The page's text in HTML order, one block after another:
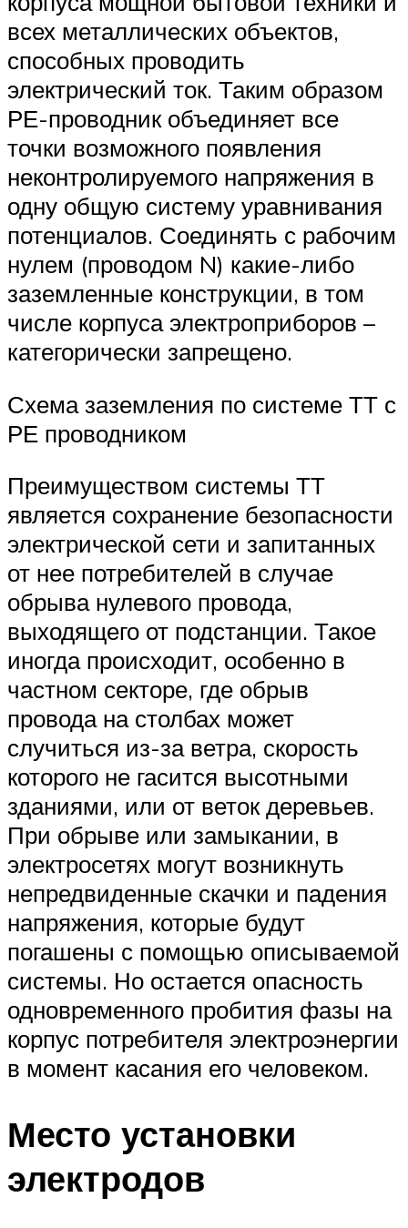
всех металлических объектов,
способных проводить
электрический ток. Таким образом
РЕ-проводник объединяет все
точки возможного появления
неконтролируемого напряжения в
одну общую систему уравнивания
потенциалов. Соединять с рабочим
нулем (проводом N) какие-либо
заземленные конструкции, в том
числе корпуса электроприборов –
категорически запрещено.
Схема заземления по системе ТТ с
РЕ проводником
Преимуществом системы ТТ
является сохранение безопасности
электрической сети и запитанных
от нее потребителей в случае
обрыва нулевого провода,
выходящего от подстанции. Такое
иногда происходит, особенно в
частном секторе, где обрыв
провода на столбах может
случиться из-за ветра, скорость
которого не гасится высотными
зданиями, или от веток деревьев.
При обрыве или замыкании, в
электросетях могут возникнуть
непредвиденные скачки и падения
напряжения, которые будут
погашены с помощью описываемой
системы. Но остается опасность
одновременного пробития фазы на
корпус потребителя электроэнергии
в момент касания его человеком.
Место установки
электродов